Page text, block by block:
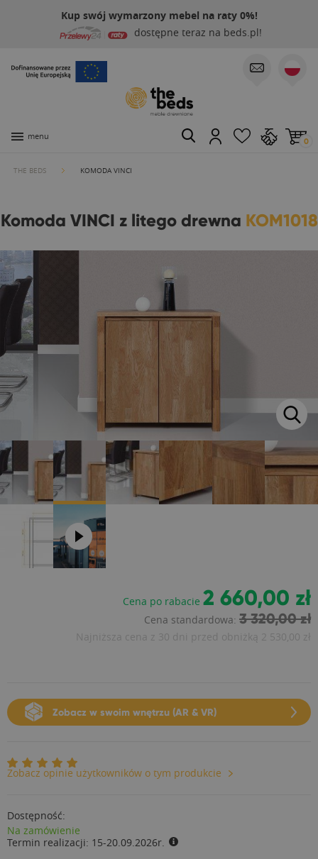
Kup swój wymarzony mebel na raty 0%!
dostępne teraz na beds.pl!
menu 0
THE BEDS KOMODA VINCI
Komoda VINCI z litego drewna KOM1018
Cena po rabacie 2 660,00 zł
Cena standardowa: 3 320,00 zł
Najniższa cena z 30 dni przed obniżką 2 530,00 zł
Zobacz w swoim wnętrzu (AR & VR)
Zobacz opinie użytkowników o tym produkcie
Dostępność:
Na zamówienie
Termin realizacji: 15-20.09.2026r.